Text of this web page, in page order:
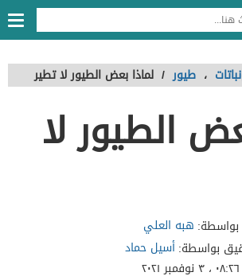
، طيور / لماذا بعض الطيور لا تطير
الطيور لا
بواسطة: هبه العلي
بواسطة:أسيل حماد
٠٨:٢٦ ، ٣ نوفمبر ٢٠٢١